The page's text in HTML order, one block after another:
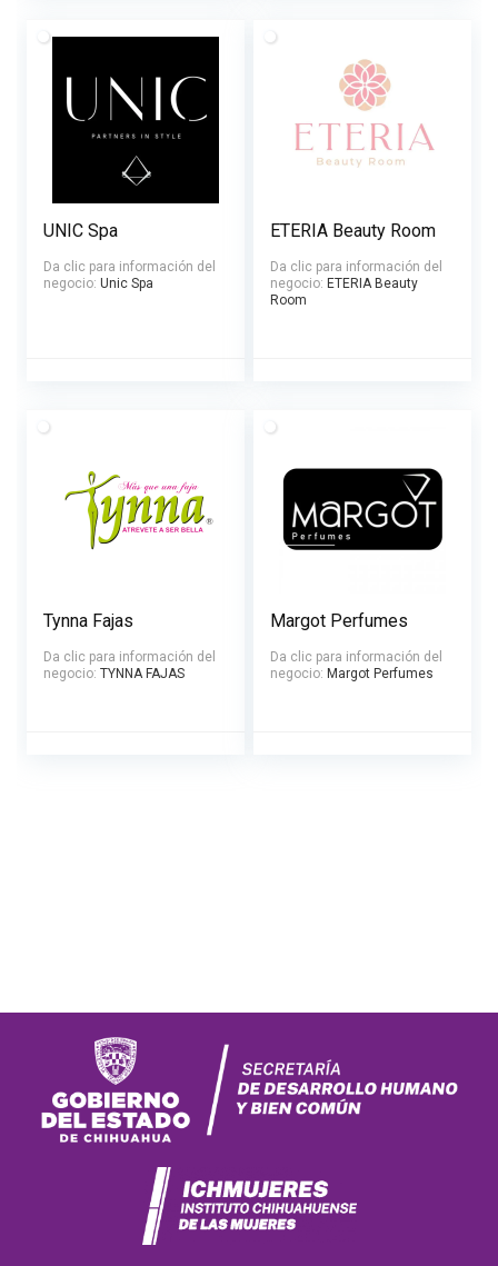
UNIC Spa
Da clic para información del
negocio: Unic Spa
ETERIA Beauty Room
Da clic para información del
negocio: ETERIA Beauty
Room
Tynna Fajas
Da clic para información del
negocio: TYNNA FAJAS
Margot Perfumes
Da clic para información del
negocio: Margot Perfumes